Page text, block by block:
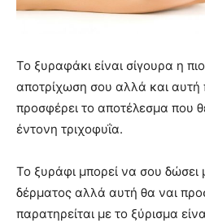
Το ξυραφάκι είναι σίγουρα η
αποτρίχωση σου αλλά και αυτή
προσφέρει το αποτέλεσμα που
έντονη τριχοφυΐα.
Το ξυράφι μπορεί να σου δώσει
δέρματος αλλά αυτή θα ναι
παρατηρείται με το ξύρισμα